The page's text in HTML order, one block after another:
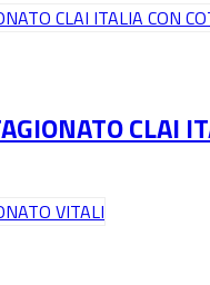
CLAI